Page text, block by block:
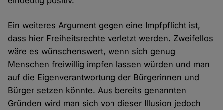
Ein weiteres Argument gegen eine Impfpflicht ist,
dass hier Freiheitsrechte verletzt werden. Zweifellos
wäre es wünschenswert, wenn sich genug
Menschen freiwillig impfen lassen würden und man
auf die Eigenverantwortung der Bürgerinnen und
Bürger setzen könnte. Aus bereits genannten
Gründen wird man sich von dieser Illusion jedoch